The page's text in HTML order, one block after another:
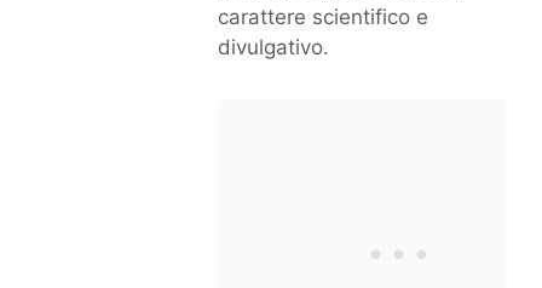
carattere scientifico e
divulgativo.